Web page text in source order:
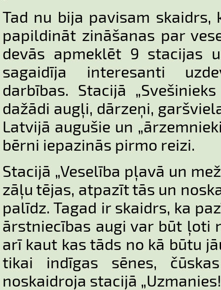
Tad nu bija pavisam skaidrs,
papildināt zināšanas par
devās apmeklēt 9 stacijas
sagaidīja interesanti
darbības. Stacijā
dažādi augļi, dārzeņi,
Latvijā augušie un
bērni iepazinās pirmo reizi.
Stacijā „Veselība pļavā un
zāļu tējas, atpazīt tās un
palīdz. Tagad ir skaidrs, ka
ārstniecības augi var būt ļoti
arī kaut kas tāds no kā būtu
tikai indīgas sēnes,
noskaidroja stacijā